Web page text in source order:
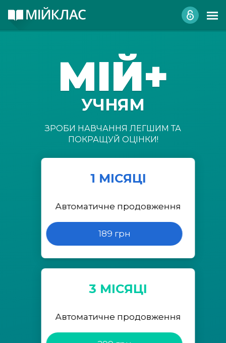
МІЙ+
УЧНЯМ
ЗРОБИ НАВЧАННЯ ЛЕГШИМ ТА
ПОКРАЩУЙ ОЦІНКИ!
1 МІСЯЦІ
Автоматичне продовження
189 грн
3 МІСЯЦІ
Автоматичне продовження